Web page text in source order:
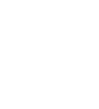
zweite Säule,
(WAS Luzern)
Behinderte